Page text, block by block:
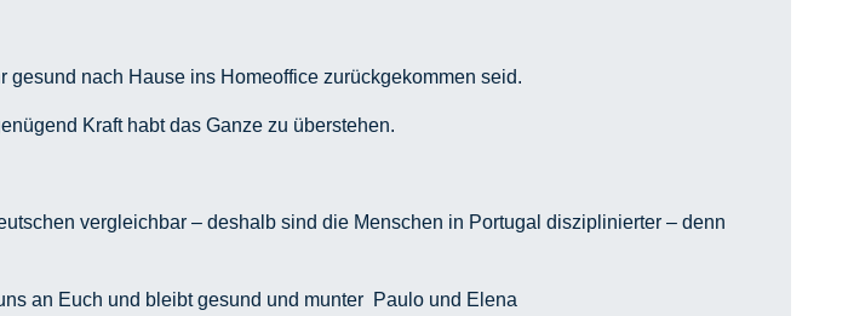
nach Hause ins Homeoffice zurückgekommen seid.
Kraft habt das Ganze zu überstehen.
vergleichbar – deshalb sind die Menschen in Portugal disziplinierter – denn
an Euch und bleibt gesund und munter Paulo und Elena